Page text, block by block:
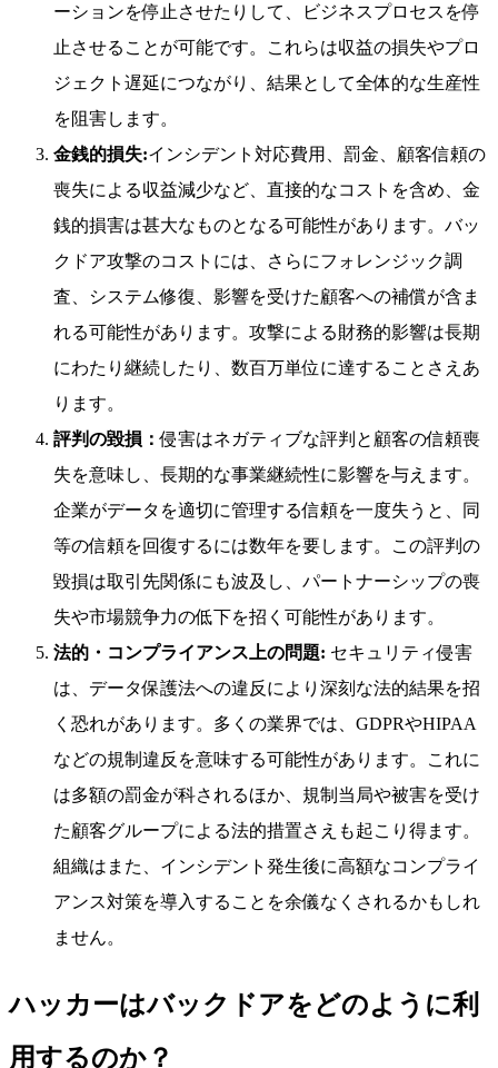
ーションを停止させたりして、ビジネスプロセスを停
止させることが可能です。これらは収益の損失やプロ
ジェクト遅延につながり、結果として全体的な生産性
を阻害します。
金銭的損失:インシデント対応費用、罰金、顧客信頼の
喪失による収益減少など、直接的なコストを含め、金
銭的損害は甚大なものとなる可能性があります。バッ
クドア攻撃のコストには、さらにフォレンジック調
査、システム修復、影響を受けた顧客への補償が含ま
れる可能性があります。攻撃による財務的影響は長期
にわたり継続したり、数百万単位に達することさえあ
ります。
評判の毀損：侵害はネガティブな評判と顧客の信頼喪
失を意味し、長期的な事業継続性に影響を与えます。
企業がデータを適切に管理する信頼を一度失うと、同
等の信頼を回復するには数年を要します。この評判の
毀損は取引先関係にも波及し、パートナーシップの喪
失や市場競争力の低下を招く可能性があります。
法的・コンプライアンス上の問題: セキュリティ侵害
は、データ保護法への違反により深刻な法的結果を招
く恐れがあります。多くの業界では、GDPRやHIPAA
などの規制違反を意味する可能性があります。これに
は多額の罰金が科されるほか、規制当局や被害を受け
た顧客グループによる法的措置さえも起こり得ます。
組織はまた、インシデント発生後に高額なコンプライ
アンス対策を導入することを余儀なくされるかもしれ
ません。
ハッカーはバックドアをどのように利
用するのか？